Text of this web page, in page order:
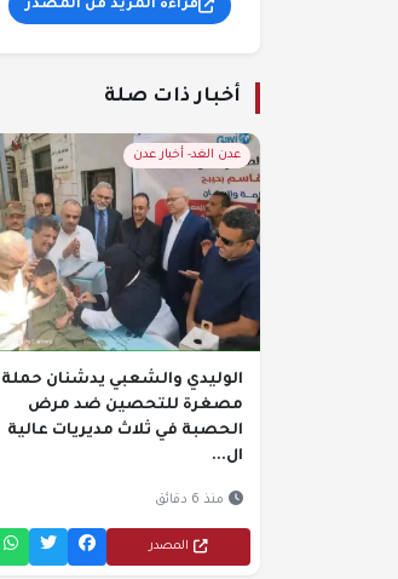
قراءة المزيد من المصدر
أخبار ذات صلة
عدن الغد- أخبار عدن
الوليدي والشعبي يدشنان حملة
مصغرة للتحصين ضد مرض
الحصبة في ثلاث مديريات عالية
ال...
منذ 6 دقائق
المصدر